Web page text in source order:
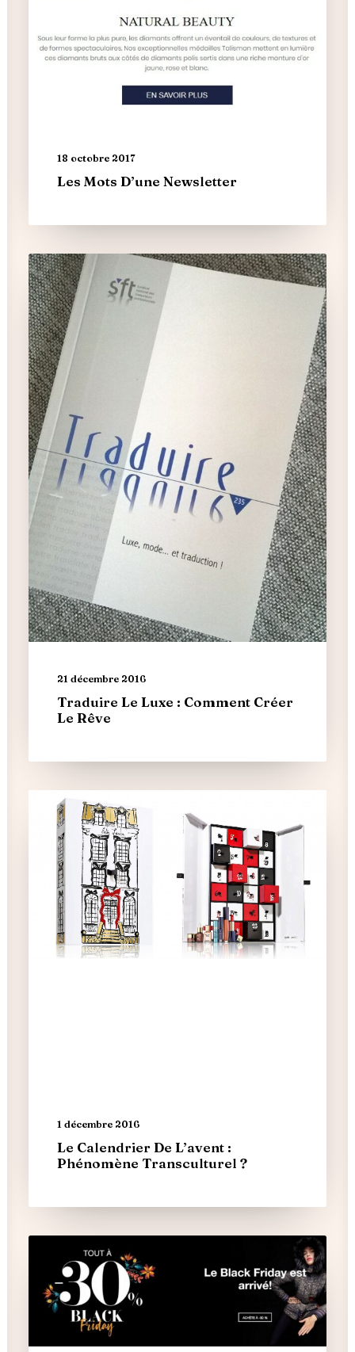
18 octobre 2017
Les Mots D’une Newsletter
21 décembre 2016
Traduire Le Luxe : Comment Créer
Le Rêve
1 décembre 2016
Le Calendrier De L’avent :
Phénomène Transculturel ?